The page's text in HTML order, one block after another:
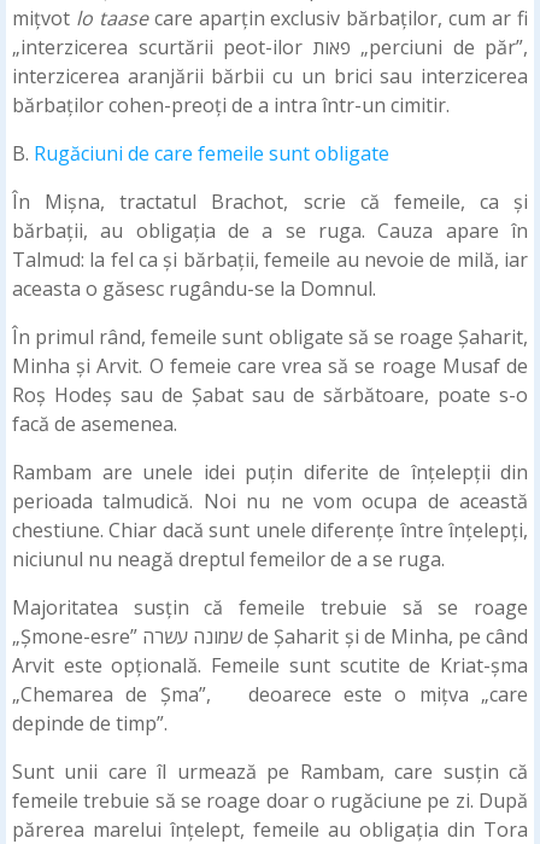
mițvot lo taasecare aparțin exclusiv bărbaților, cum ar fi
„interzicerea scurtării peot-ilor פאות „perciuni de păr”,
interzicerea aranjării bărbii cu un brici sau interzicerea
bărbaților cohen-preoți de a intra într-un cimitir.
B. Rugăciuni de care femeile sunt obligate
În Mișna, tractatul Brachot, scrie că femeile, ca și
bărbații, au obligația de a se ruga. Cauza apare în
Talmud: la fel ca și bărbații, femeile au nevoie de milă, iar
aceasta o găsesc rugându-se la Domnul.
În primul rând, femeile sunt obligate să se roage Șaharit,
Minha și Arvit. O femeie care vrea să se roage Musaf de
Roș Hodeș sau de Șabat sau de sărbătoare, poate s-o
facă de asemenea.
Rambam are unele idei puțin diferite de înțelepții din
perioada talmudică. Noi nu ne vom ocupa de această
chestiune. Chiar dacă sunt unele diferențe între înțelepți,
niciunul nu neagă dreptul femeilor de a se ruga.
Majoritatea susțin că femeile trebuie să se roage
„Șmone-esre” שמונה עשרה de Șaharit și de Minha, pe când
Arvit este opțională. Femeile sunt scutite de Kriat-șma
„Chemarea de Șma”, deoarece este o mițva „care
depinde de timp”.
Sunt unii care îl urmează pe Rambam, care susțin că
femeile trebuie să se roage doar o rugăciune pe zi. După
părerea marelui înțelept, femeile au obligația din Tora